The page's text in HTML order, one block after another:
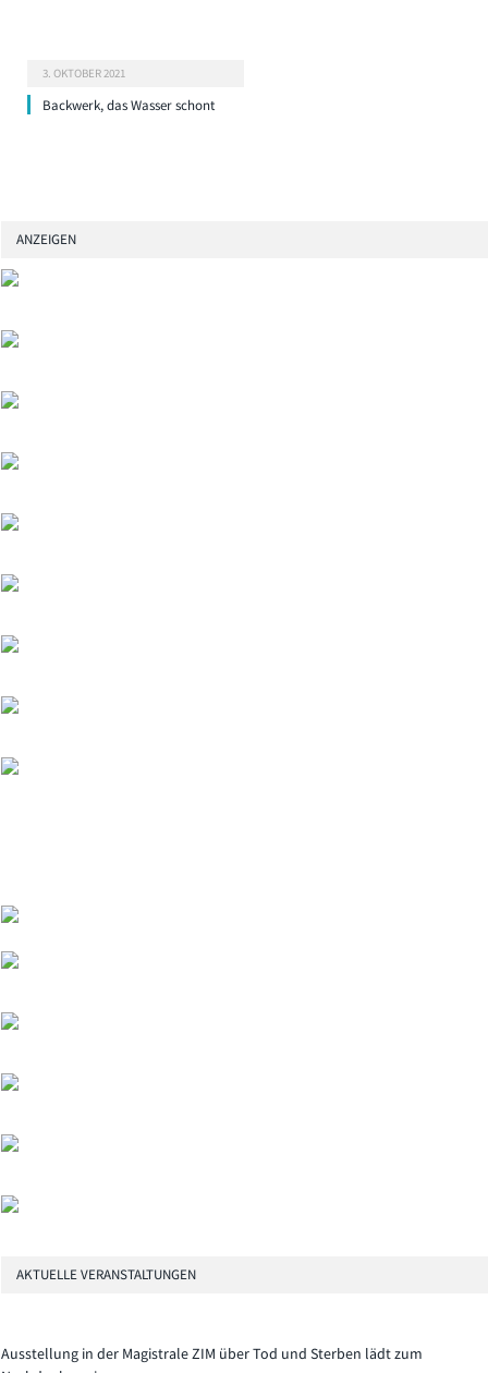
3. OKTOBER 2021
Backwerk, das Wasser schont
ANZEIGEN
AKTUELLE VERANSTALTUNGEN
Ausstellung in der Magistrale ZIM über Tod und Sterben lädt zum